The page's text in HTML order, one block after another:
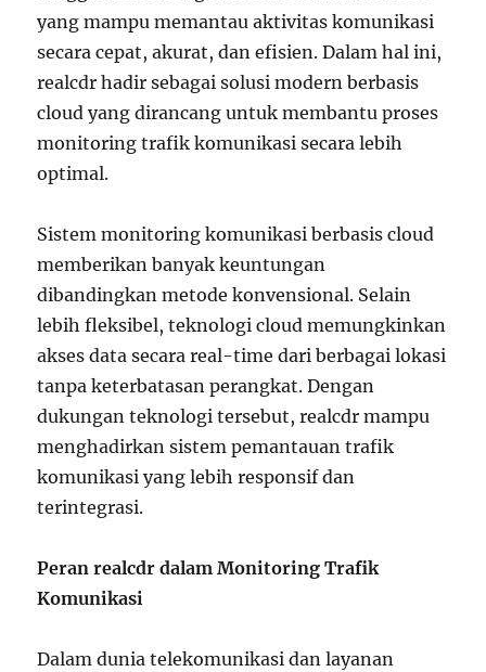
yang mampu memantau aktivitas komunikasi
secara cepat, akurat, dan efisien. Dalam hal ini,
realcdr hadir sebagai solusi modern berbasis
cloud yang dirancang untuk membantu proses
monitoring trafik komunikasi secara lebih
optimal.
Sistem monitoring komunikasi berbasis cloud
memberikan banyak keuntungan
dibandingkan metode konvensional. Selain
lebih fleksibel, teknologi cloud memungkinkan
akses data secara real-time dari berbagai lokasi
tanpa keterbatasan perangkat. Dengan
dukungan teknologi tersebut, realcdr mampu
menghadirkan sistem pemantauan trafik
komunikasi yang lebih responsif dan
terintegrasi.
Peran realcdr dalam Monitoring Trafik
Komunikasi
Dalam dunia telekomunikasi dan layanan